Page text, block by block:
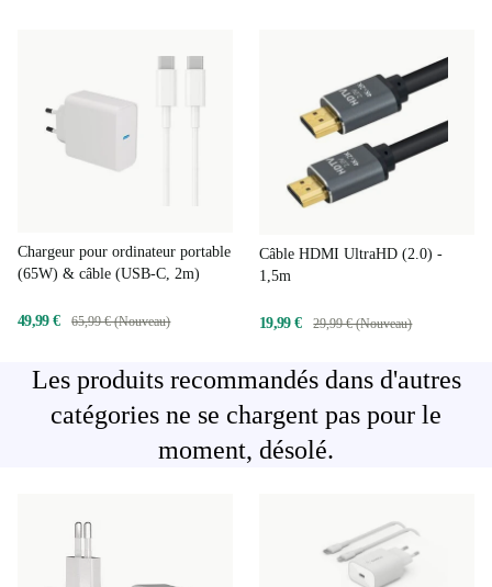
Chargeur pour ordinateur portable
(65W) & câble (USB-C, 2m)
49,99 € 65,99 € (Nouveau)
Câble HDMI UltraHD (2.0) -
1,5m
19,99 € 29,99 € (Nouveau)
Les produits recommandés dans d'autres
catégories ne se chargent pas pour le
moment, désolé.